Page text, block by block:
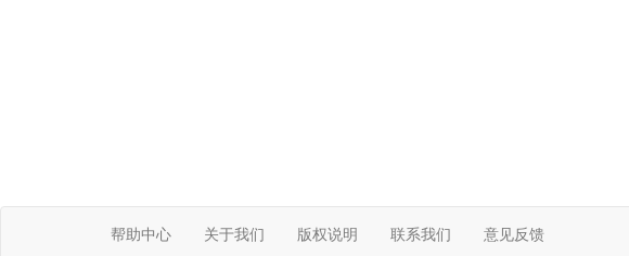
帮助中心 关于我们 版权说明 联系我们 意见反馈